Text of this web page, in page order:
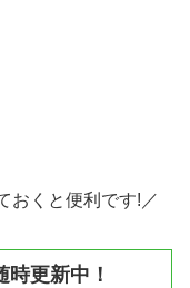
おくと便利です!／
更新中！